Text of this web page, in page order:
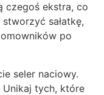
czegoś ekstra, co
sałatkę,
po
seler naciowy.
Unikaj tych, które